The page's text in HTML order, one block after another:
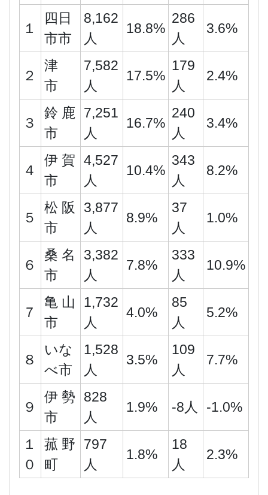
１
四日
市市
8,162
人
18.8%
286
人
3.6%
２
津
市
7,582
人
17.5%
179
人
2.4%
３
鈴 鹿
市
7,251
人
16.7%
240
人
3.4%
４
伊 賀
市
4,527
人
10.4%
343
人
8.2%
５
松 阪
市
3,877
人
8.9%
37
人
1.0%
６
桑 名
市
3,382
人
7.8%
333
人
10.9%
７
亀 山
市
1,732
人
4.0%
85
人
5.2%
８
いな
べ市
1,528
人
3.5%
109
人
7.7%
９
伊 勢
市
828
人
1.9% -8人 -1.0%
１
０
菰 野
町
797
人
1.8%
18
人
2.3%